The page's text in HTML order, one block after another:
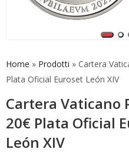
Home » Prodotti » Cartera
Plata Oficial Euroset León XIV
Cartera Vaticano
20€ Plata Oficial
León XIV